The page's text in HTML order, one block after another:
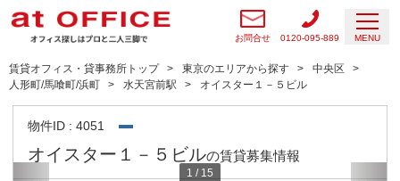
お問合せ 0120-095-889 MENU
賃貸オフィス・貸事務所トップ 東京のエリアから探す
中央区
人形町/馬喰町/浜町
水天宮前駅 オイスター１－５ビル
物件ID : 4051
オイスター１－５ビルの賃貸募集情報
1 / 15